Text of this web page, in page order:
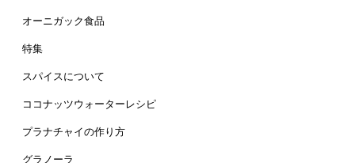
オーニガック食品
特集
スパイスについて
ココナッツウォーターレシピ
プラナチャイの作り方
グラノーラ